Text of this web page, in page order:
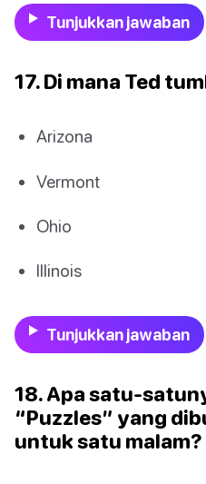
Tunjukkan jawaban
17. Di mana Ted
Arizona
Vermont
Ohio
Illinois
Tunjukkan jawaban
18. Apa satu-
“Puzzles” yang
untuk satu malam?